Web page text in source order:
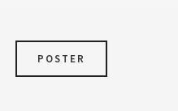
POSTER